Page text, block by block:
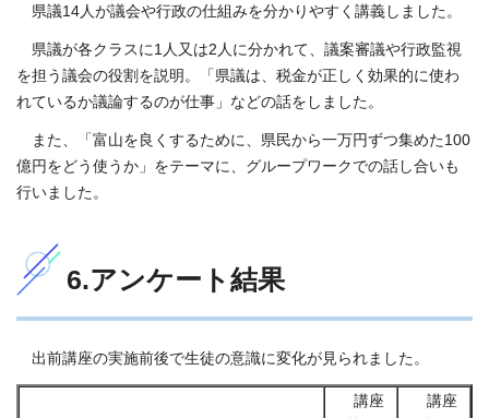
県議14人が議会や行政の仕組みを分かりやすく講義しました。
県議が各クラスに1人又は2人に分かれて、議案審議や行政監視
を担う議会の役割を説明。「県議は、税金が正しく効果的に使わ
れているか議論するのが仕事」などの話をしました。
また、「富山を良くするために、県民から一万円ずつ集めた100
億円をどう使うか」をテーマに、グループワークでの話し合いも
行いました。
6.アンケート結果
出前講座の実施前後で生徒の意識に変化が見られました。
講座
講座